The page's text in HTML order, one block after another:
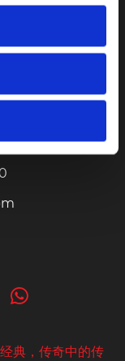
PM
典，传奇中的传